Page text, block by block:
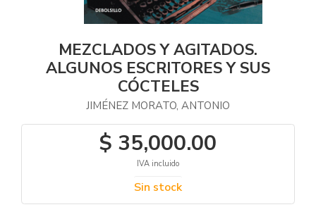
MEZCLADOS Y AGITADOS.
ALGUNOS ESCRITORES Y SUS
CÓCTELES
JIMÉNEZ MORATO, ANTONIO
$ 35,000.00
IVA incluido
Sin stock